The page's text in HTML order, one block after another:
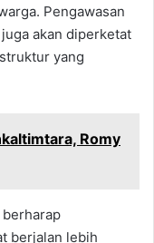
Pengawasan
akan diperketat
yang
Romy
berjalan lebih